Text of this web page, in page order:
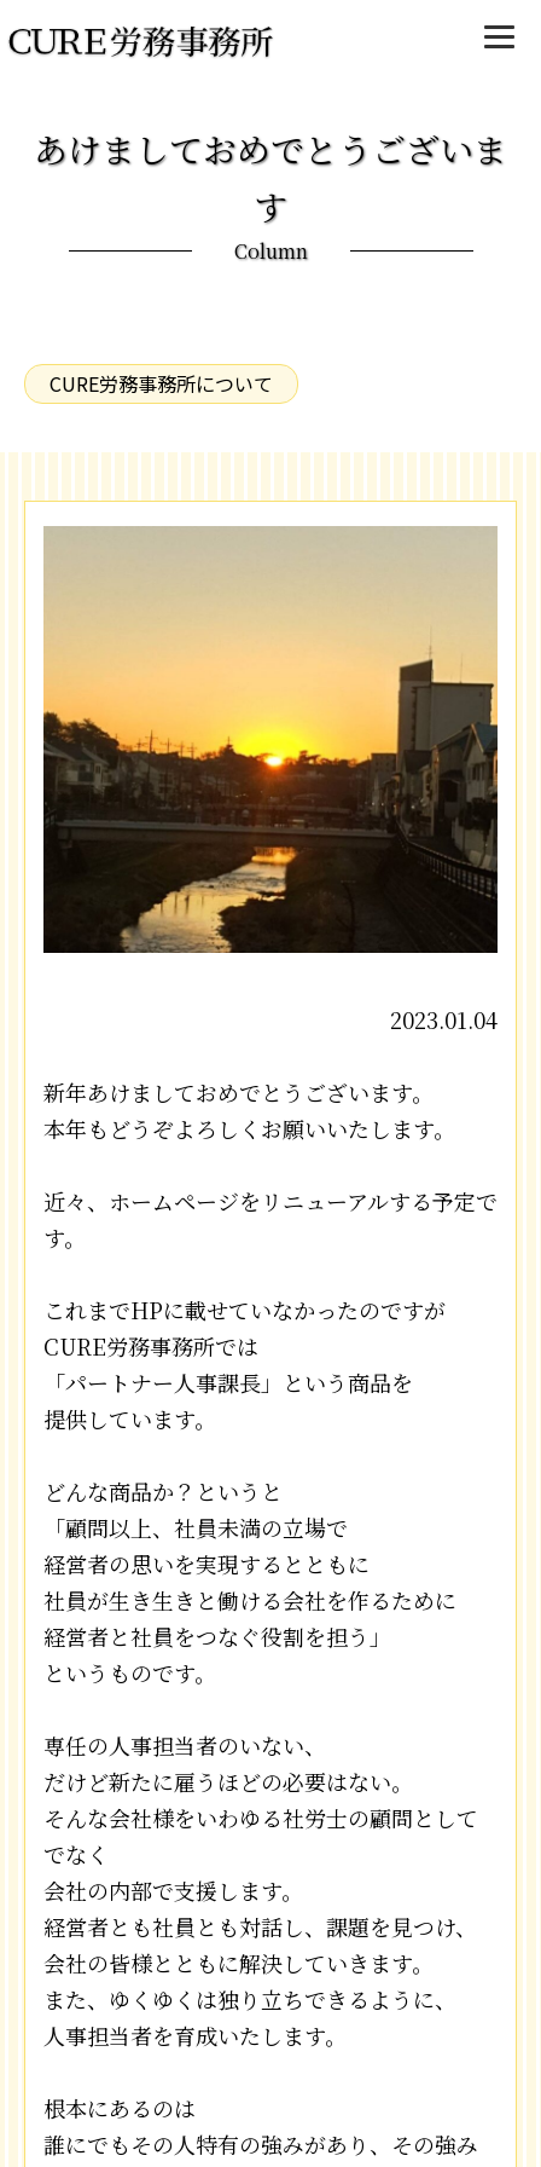
あけましておめでとうございま
す
Column
CURE労務事務所について
2023.01.04
新年あけましておめでとうございます。
本年もどうぞよろしくお願いいたします。
近々、ホームページをリニューアルする予定で
す。
これまでHPに載せていなかったのですが
CURE労務事務所では
「パートナー人事課長」という商品を
提供しています。
どんな商品か？というと
「顧問以上、社員未満の立場で
経営者の思いを実現するとともに
社員が生き生きと働ける会社を作るために
経営者と社員をつなぐ役割を担う」
というものです。
専任の人事担当者のいない、
だけど新たに雇うほどの必要はない。
そんな会社様をいわゆる社労士の顧問として
でなく
会社の内部で支援します。
経営者とも社員とも対話し、課題を見つけ、
会社の皆様とともに解決していきます。
また、ゆくゆくは独り立ちできるように、
人事担当者を育成いたします。
根本にあるのは
誰にでもその人特有の強みがあり、その強み